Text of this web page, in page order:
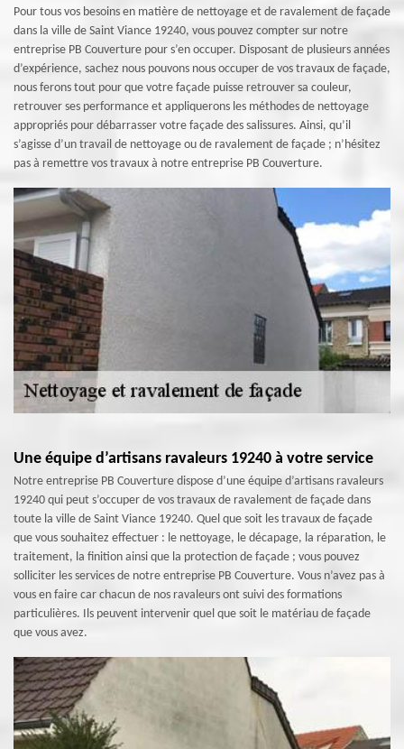
Pour tous vos besoins en matière de nettoyage et de ravalement de façade
dans la ville de Saint Viance 19240, vous pouvez compter sur notre
entreprise PB Couverture pour s’en occuper. Disposant de plusieurs années
d’expérience, sachez nous pouvons nous occuper de vos travaux de façade,
nous ferons tout pour que votre façade puisse retrouver sa couleur,
retrouver ses performance et appliquerons les méthodes de nettoyage
appropriés pour débarrasser votre façade des salissures. Ainsi, qu’il
s’agisse d’un travail de nettoyage ou de ravalement de façade ; n’hésitez
pas à remettre vos travaux à notre entreprise PB Couverture.
Une équipe d’artisans ravaleurs 19240 à votre service
Notre entreprise PB Couverture dispose d’une équipe d’artisans ravaleurs
19240 qui peut s’occuper de vos travaux de ravalement de façade dans
toute la ville de Saint Viance 19240. Quel que soit les travaux de façade
que vous souhaitez effectuer : le nettoyage, le décapage, la réparation, le
traitement, la finition ainsi que la protection de façade ; vous pouvez
solliciter les services de notre entreprise PB Couverture. Vous n’avez pas à
vous en faire car chacun de nos ravaleurs ont suivi des formations
particulières. Ils peuvent intervenir quel que soit le matériau de façade
que vous avez.